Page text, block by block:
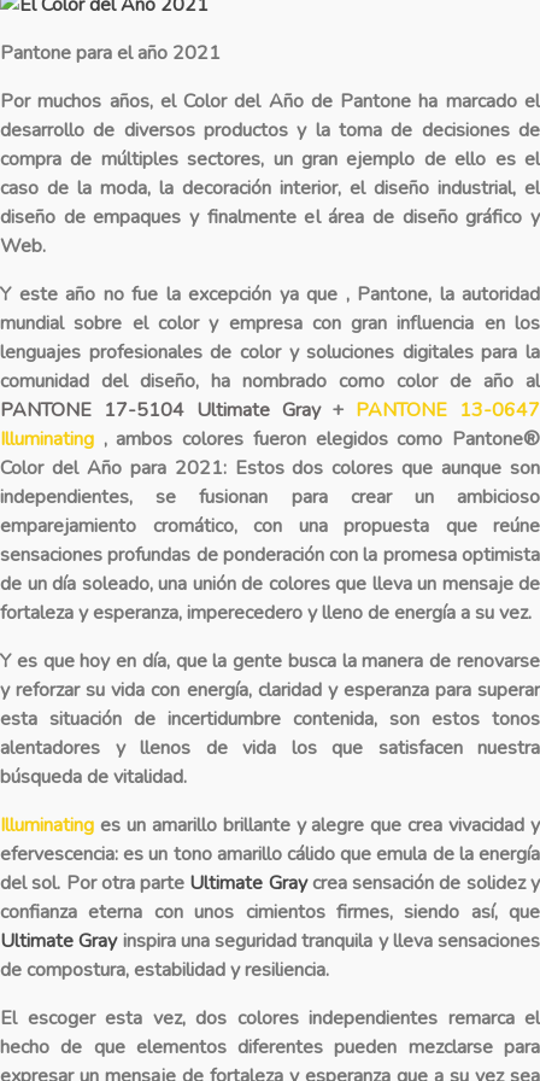
Pantone para el año 2021
Por muchos años, el Color del Año de Pantone ha marcado el
desarrollo de diversos productos y la toma de decisiones de
compra de múltiples sectores, un gran ejemplo de ello es el
caso de la moda, la decoración interior, el diseño industrial, el
diseño de empaques y finalmente el área de diseño gráfico y
Web.
Y este año no fue la excepción ya que , Pantone, la autoridad
mundial sobre el color y empresa con gran influencia en los
lenguajes profesionales de color y soluciones digitales para la
comunidad del diseño, ha nombrado como color de año al
PANTONE 17-5104 Ultimate Gray+ PANTONE 13-0647
Illuminating , ambos colores fueron elegidos como Pantone®
Color del Año para 2021: Estos dos colores que aunque son
independientes, se fusionan para crear un ambicioso
emparejamiento cromático, con una propuesta que reúne
sensaciones profundas de ponderación con la promesa optimista
de un día soleado, una unión de colores que lleva un mensaje de
fortaleza y esperanza, imperecedero y lleno de energía a su vez.
Y es que hoy en día, que la gente busca la manera de renovarse
y reforzar su vida con energía, claridad y esperanza para superar
esta situación de incertidumbre contenida, son estos tonos
alentadores y llenos de vida los que satisfacen nuestra
búsqueda de vitalidad.
Illuminating es un amarillo brillante y alegre que crea vivacidad y
efervescencia: es un tono amarillo cálido que emula de la energía
del sol. Por otra parte Ultimate Graycrea sensación de solidez y
confianza eterna con unos cimientos firmes, siendo así, que
Ultimate Grayinspira una seguridad tranquila y lleva sensaciones
de compostura, estabilidad y resiliencia.
El escoger esta vez, dos colores independientes remarca el
hecho de que elementos diferentes pueden mezclarse para